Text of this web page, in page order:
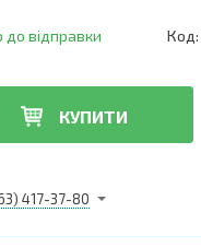
до відправки Код:
КУПИТИ
417-37-80